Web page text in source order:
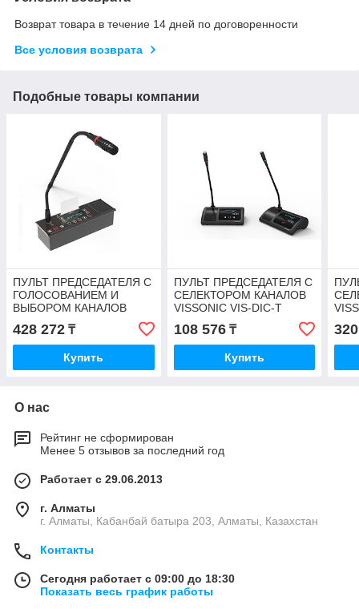
Возврат товара в течение 14 дней по договоренности
Все условия возврата
Подобные товары компании
ПУЛЬТ ПРЕДСЕДАТЕЛЯ С
ГОЛОСОВАНИЕМ И
ВЫБОРОМ КАНАЛОВ
ВРЕЗНОЙ VISSONIC VIS-
FFC-F2
428 272 ₸
Купить
ПУЛЬТ ПРЕДСЕДАТЕЛЯ С
СЕЛЕКТОРОМ КАНАЛОВ
VISSONIC VIS-DIC-T
108 576₸
Купить
О нас
Рейтинг не сформирован
Менее 5 отзывов за последний год
Работает с 29.06.2013
г. Алматы
г. Алматы, Кабанбай батыра 203, Алматы, Казахстан
Контакты
Сегодня работает с 09:00 до 18:30
Показать весь график работы